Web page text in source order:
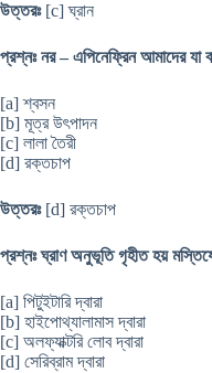
উত্তরঃ[c] ঘ্রান
প্রশ্নঃ নর – এপিনেফ্রিন আমাদের যা
[a] শ্বসন
[b] মূত্র উৎপাদন
[c] লালা তৈরী
[d] রক্তচাপ
উত্তরঃ [d] রক্তচাপ
প্রশ্নঃ ঘ্রাণ অনুভূতি গৃহীত হয়
[a] পিটুইটারি দ্বারা
[b] হাইপোথ্যালামাস দ্বারা
[c] অলফ্যাক্টরি লোব দ্বারা
[d] সেরিব্রাম দ্বারা